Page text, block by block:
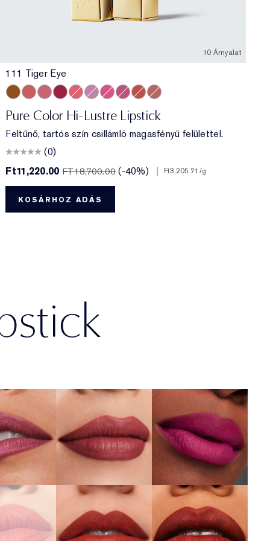
10 Árnyalat
111 Tiger Eye
Pure Color Hi-Lustre Lipstick
Feltűnő, tartós szín csillámló magasfényű felülettel.
(0)
Ft11,220.00 FT18,700.00 (-40%) | Ft3,205.71 /g
KOSÁRHOZ ADÁS